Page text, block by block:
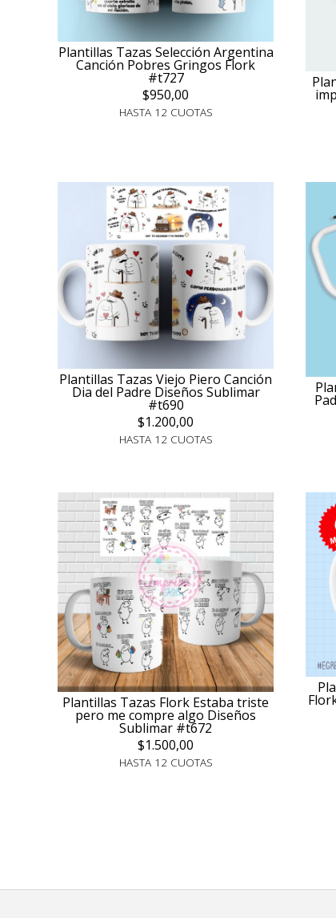
Plantillas Tazas Selección Argentina
Canción Pobres Gringos Flork
#t727
$950,00
HASTA 12 CUOTAS
Plantillas Tazas Viejo Piero Canción
Dia del Padre Diseños Sublimar
#t690
$1.200,00
HASTA 12 CUOTAS
Plantillas Tazas Flork Estaba triste
pero me compre algo Diseños
Sublimar #t672
$1.500,00
HASTA 12 CUOTAS